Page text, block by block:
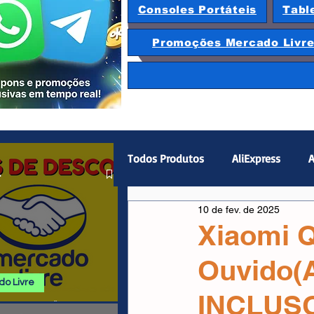
Consoles Portáteis
Promoções Mercado Livre
PROMOÇÕES
Livre
Todos Produtos AliExpress
Magazine Luiza Hardware
Gamepad Smartphones
Xiaomi
10 de fev. de 2025